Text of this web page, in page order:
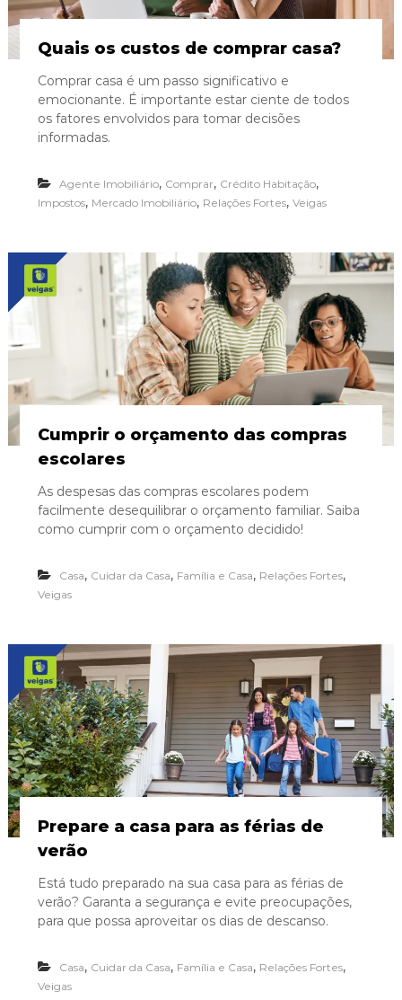
Quais os custos de comprar casa?
Comprar casa é um passo significativo e
emocionante. É importante estar ciente de todos
os fatores envolvidos para tomar decisões
informadas.
Agente Imobiliário, Comprar, Crédito Habitação,
Impostos, Mercado Imobiliário, Relações Fortes, Veigas
Cumprir o orçamento das compras
escolares
As despesas das compras escolares podem
facilmente desequilibrar o orçamento familiar. Saiba
como cumprir com o orçamento decidido!
Casa, Cuidar da Casa, Família e Casa, Relações Fortes,
Veigas
Prepare a casa para as férias de
verão
Está tudo preparado na sua casa para as férias de
verão? Garanta a segurança e evite preocupações,
para que possa aproveitar os dias de descanso.
Casa, Cuidar da Casa, Família e Casa, Relações Fortes,
Veigas